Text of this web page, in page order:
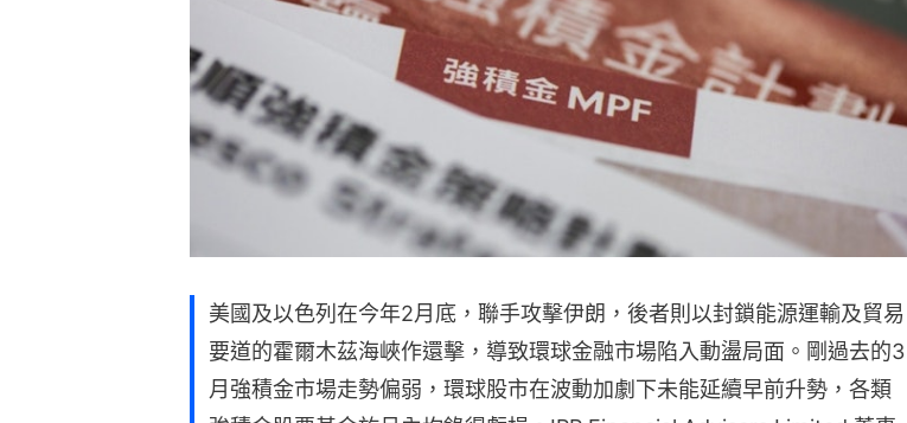
美國及以色列在今年2月底，聯手攻擊伊朗，後者則以封鎖能源運輸及貿易
要道的霍爾木茲海峽作還擊，導致環球金融市場陷入動盪局面。剛過去的3
月強積金市場走勢偏弱，環球股市在波動加劇下未能延續早前升勢，各類